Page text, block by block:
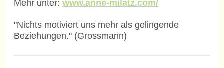
Mehr unter: www.anne-milatz.com/
"Nichts motiviert uns mehr als gelingende
Beziehungen." (Grossmann)